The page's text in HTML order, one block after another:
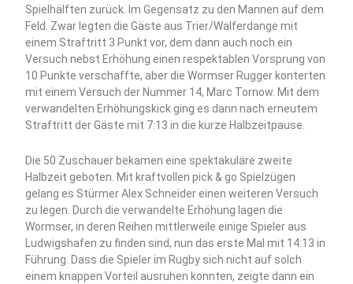
Spielhälften zurück. Im Gegensatz zu den Mannen auf dem
Feld. Zwar legten die Gäste aus Trier/Walferdange mit
einem Straftritt 3 Punkt vor, dem dann auch noch ein
Versuch nebst Erhöhung einen respektablen Vorsprung von
10 Punkte verschaffte, aber die Wormser Rugger konterten
mit einem Versuch der Nummer 14, Marc Tornow. Mit dem
verwandelten Erhöhungskick ging es dann nach erneutem
Straftritt der Gäste mit 7:13 in die kurze Halbzeitpause.
Die 50 Zuschauer bekamen eine spektakuläre zweite
Halbzeit geboten. Mit kraftvollen pick & go Spielzügen
gelang es Stürmer Alex Schneider einen weiteren Versuch
zu legen. Durch die verwandelte Erhöhung lagen die
Wormser, in deren Reihen mittlerweile einige Spieler aus
Ludwigshafen zu finden sind, nun das erste Mal mit 14:13 in
Führung. Dass die Spieler im Rugby sich nicht auf solch
einem knappen Vorteil ausruhen konnten, zeigte dann ein